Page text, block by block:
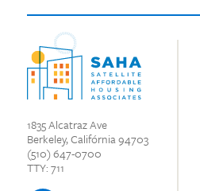
1835 Alcatraz Ave
Berkeley, Califórnia 94703
(510) 647-0700
TTY: 711